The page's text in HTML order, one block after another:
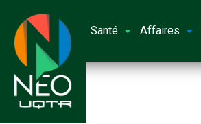
Santé Affaires